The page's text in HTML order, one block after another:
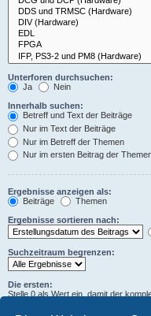
Unterforen durchsuchen:
Ja
Nein
Innerhalb suchen:
Betreff und Text der Beiträge
Nur im Text der Beiträge
Nur im Betreff der Themen
Nur im ersten Beitrag der
Ergebnisse anzeigen als:
Beiträge
Themen
Ergebnisse sortieren nach:
Suchzeitraum begrenzen:
Die ersten:
Stelle 0 als Wert ein, damit der